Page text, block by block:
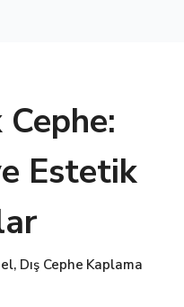
Estetik
, Dış Cephe Kaplama